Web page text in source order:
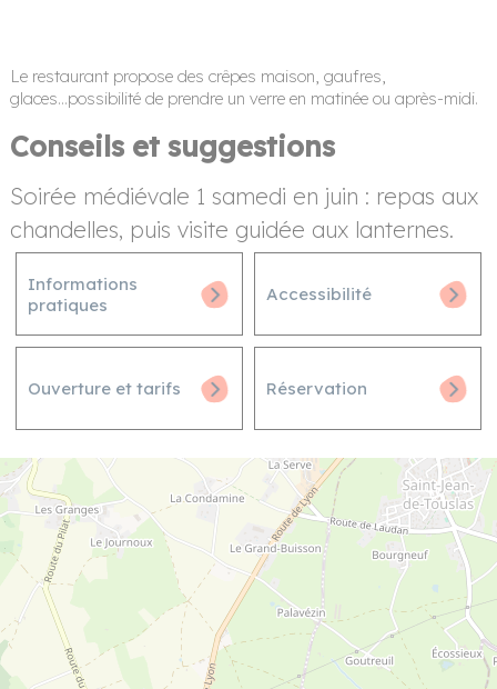
Le restaurant propose des crêpes maison, gaufres,
glaces...possibilité de prendre un verre en matinée ou après-midi.
Conseils et suggestions
Soirée médiévale 1 samedi en juin : repas aux
chandelles, puis visite guidée aux lanternes.
Informations
pratiques
Accessibilité
Ouverture et tarifs Réservation